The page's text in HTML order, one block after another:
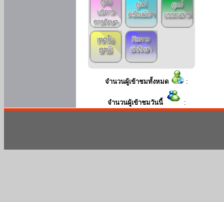
จำนวนผู้เข้าชมทั้งหมด :
จำนวนผู้เข้าชมวันนี้ :